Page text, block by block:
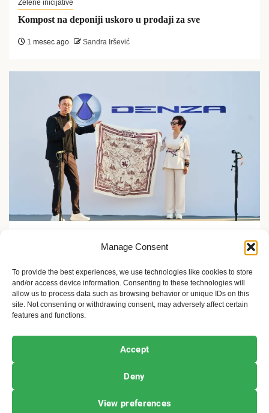
Manage Consent
To provide the best experiences, we use technologies like cookies to store
and/or access device information. Consenting to these technologies will
allow us to process data such as browsing behavior or unique IDs on this
site. Not consenting or withdrawing consent, may adversely affect certain
features and functions.
Accept
Deny
View preferences
Zelene inicijative
Kompost na deponiji uskoro u prodaji za sve
1 mesec ago Sandra Iršević
minuta?
2 meseca ago Sandra Iršević
Ekologija i održivost
Copyright © All rights reserved.